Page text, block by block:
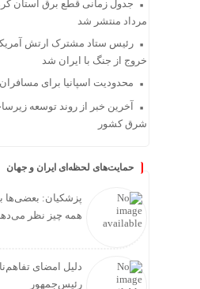
مرداد منتشر شد
رئیس ستاد مشترک ارتش
خروج از جنگ با ایران شد
محدودیت اسپانیا برای مسافران
آخرین خبر از روند توسعه
شرق کشور
حمایت‌های لحظه‌ای ایران و جهان
پزشکیان: بعضی‌ها
همه چیز نظر
دلیل امضای
رئیس‌جمهور